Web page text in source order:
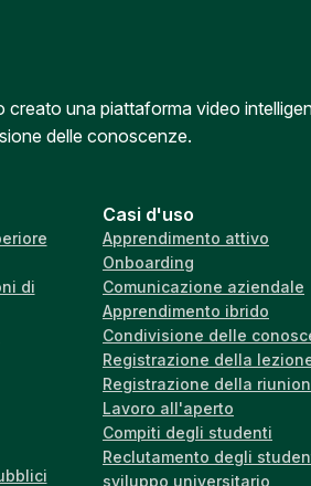
una piattaforma video
delle conoscenze.
di
Casi d'uso
Apprendimento attivo
Onboarding
Comunicazione aziendale
Apprendimento ibrido
Condivisione delle
Registrazione della
Registrazione della
Lavoro all'aperto
Compiti degli studenti
Reclutamento degli
sviluppo universitario